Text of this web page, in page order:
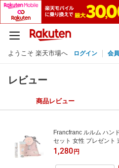
ようこそ 楽天市場へ ログイン 会
レビュー
商品レビュー
Francfranc ルルム ハン
セット 女性 プレゼント
ーラルケア ハンドケア
1,280円